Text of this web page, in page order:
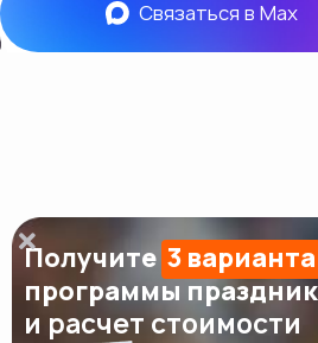
Связаться в Max
Получите 3 варианта
программы
и расчет стоимости